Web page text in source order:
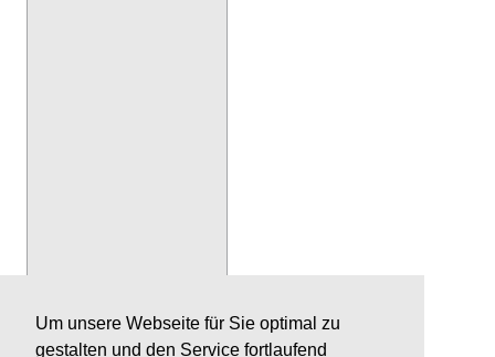
Um unsere Webseite für Sie optimal zu
gestalten und den Service fortlaufend